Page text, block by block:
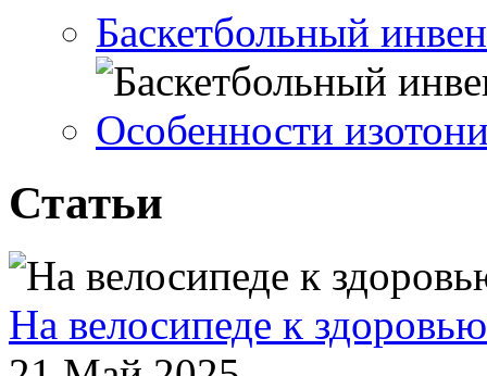
Баскетбольный
Особенности
Статьи
На велосипеде к здоровью